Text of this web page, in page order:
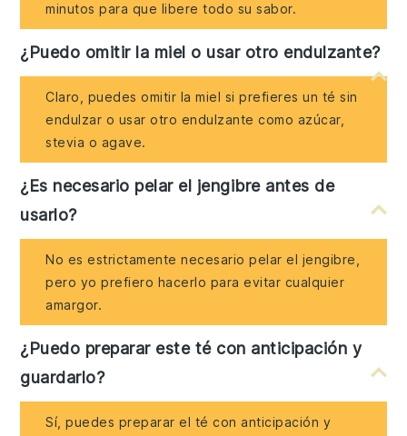
minutos para que libere todo su sabor.
¿Puedo omitir la miel o usar otro endulzante?
Claro, puedes omitir la miel si prefieres un té sin
endulzar o usar otro endulzante como azúcar,
stevia o agave.
¿Es necesario pelar el jengibre antes de
usarlo?
No es estrictamente necesario pelar el jengibre,
pero yo prefiero hacerlo para evitar cualquier
amargor.
¿Puedo preparar este té con anticipación y
guardarlo?
Sí, puedes preparar el té con anticipación y